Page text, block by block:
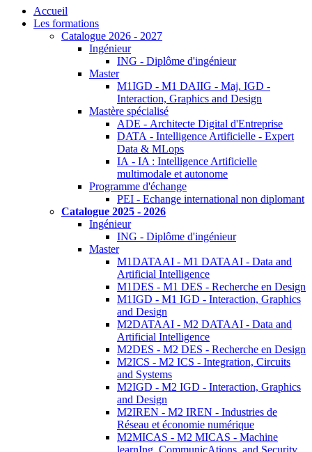
Accueil
Les formations
Catalogue 2026 - 2027
Ingénieur
ING - Diplôme d'ingénieur
Master
M1IGD - M1 DAIIG - Maj. IGD -
Interaction, Graphics and Design
Mastère spécialisé
ADE - Architecte Digital d'Entreprise
DATA - Intelligence Artificielle - Expert
Data & MLops
IA - IA : Intelligence Artificielle
multimodale et autonome
Programme d'échange
PEI - Echange international non diplomant
Catalogue 2025 - 2026
Ingénieur
ING - Diplôme d'ingénieur
Master
M1DATAAI - M1 DATAAI - Data and
Artificial Intelligence
M1DES - M1 DES - Recherche en Design
M1IGD - M1 IGD - Interaction, Graphics
and Design
M2DATAAI - M2 DATAAI - Data and
Artificial Intelligence
M2DES - M2 DES - Recherche en Design
M2ICS - M2 ICS - Integration, Circuits
and Systems
M2IGD - M2 IGD - Interaction, Graphics
and Design
M2IREN - M2 IREN - Industries de
Réseau et économie numérique
M2MICAS - M2 MICAS - Machine
learnIng, CommunicAtions, and Security